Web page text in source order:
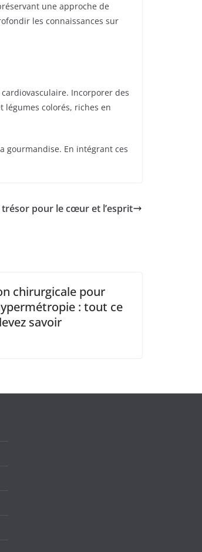
une approche de
les connaissances sur
Incorporer des
colorés, riches en
gourmandise. En intégrant ces
trésor pour le cœur et l’esprit
chirurgicale pour
: tout ce
savoir